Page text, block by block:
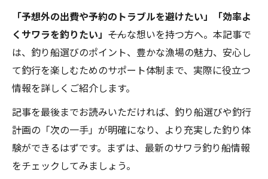
「予想外の出費や予約のトラブルを避けたい」「効率よ
くサワラを釣りたい」 ――そんな想いを持つ方へ。本記事で
は、釣り船選びのポイント、豊かな漁場の魅力、安心し
て釣行を楽しむためのサポート体制まで、実際に役立つ
情報を詳しくご紹介します。
記事を最後までお読みいただければ、釣り船選びや釣行
計画の「次の一手」が明確になり、より充実した釣り体
験ができるはずです。まずは、最新のサワラ釣り船情報
をチェックしてみましょう。